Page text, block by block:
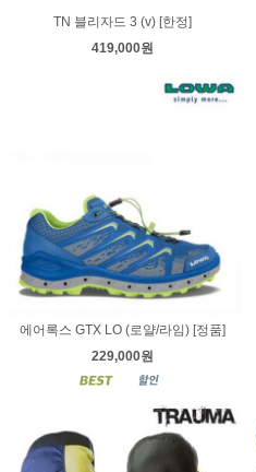
TN 블리자드 3 (v) [한정]
419,000원
에어록스 GTX LO (로얄/라임) [정품]
229,000원